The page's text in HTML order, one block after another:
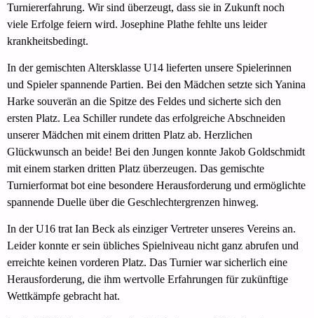
Turniererfahrung. Wir sind überzeugt, dass sie in Zukunft noch
viele Erfolge feiern wird. Josephine Plathe fehlte uns leider
krankheitsbedingt.
In der gemischten Altersklasse U14 lieferten unsere Spielerinnen
und Spieler spannende Partien. Bei den Mädchen setzte sich Yanina
Harke souverän an die Spitze des Feldes und sicherte sich den
ersten Platz. Lea Schiller rundete das erfolgreiche Abschneiden
unserer Mädchen mit einem dritten Platz ab. Herzlichen
Glückwunsch an beide! Bei den Jungen konnte Jakob Goldschmidt
mit einem starken dritten Platz überzeugen. Das gemischte
Turnierformat bot eine besondere Herausforderung und ermöglichte
spannende Duelle über die Geschlechtergrenzen hinweg.
In der U16 trat Ian Beck als einziger Vertreter unseres Vereins an.
Leider konnte er sein übliches Spielniveau nicht ganz abrufen und
erreichte keinen vorderen Platz. Das Turnier war sicherlich eine
Herausforderung, die ihm wertvolle Erfahrungen für zukünftige
Wettkämpfe gebracht hat.